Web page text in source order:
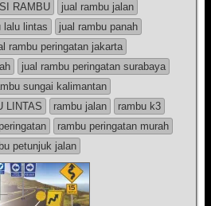
RAMBU
jual rambu jalan
lalu lintas
jual rambu panah
rambu peringatan jakarta
jual rambu peringatan surabaya
sungai kalimantan
LINTAS
rambu jalan
rambu k3
rambu peringatan murah
petunjuk jalan